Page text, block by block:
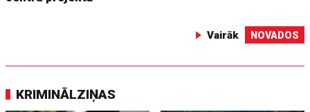
Vairāk NOVADOS
KRIMINĀLZIŅAS